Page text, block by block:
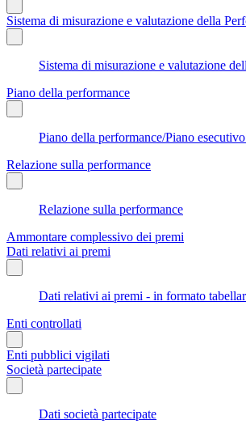
Sistema di misurazione e valutazione della
Sistema di misurazione e valutazione
Piano della performance
Piano della performance/Piano
Relazione sulla performance
Relazione sulla performance
Ammontare complessivo dei premi
Dati relativi ai premi
Dati relativi ai premi - in formato
Enti controllati
Enti pubblici vigilati
Società partecipate
Dati società partecipate